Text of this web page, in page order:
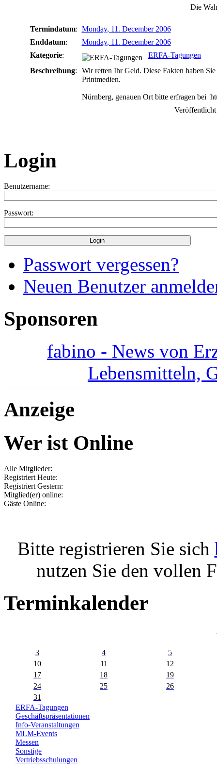
Die
Termindatum: Monday, 11. December 2006
Enddatum:
Monday, 11. December 2006
Kategorie:
ERFA-Tagungen
Beschreibung:
Wir retten Ihr Geld. Diese Fakten haben
Printmedien.
Nürnberg, genauen Ort bitte erfragen bei
Login
Benutzername:
Passwort:
Passwort vergessen?
Neuen Benutzer
Sponsoren
fabino - News von
Lebensmitteln,
Anzeige
Wer ist Online
Alle Mitglieder:
Registriert Heute:
Registriert Gestern:
Mitglied(er) online:
Gäste Online:
Bitte registrieren Sie sich
nutzen Sie den vollen
Terminkalender
3 4
5
10
11
12
17
18
19
24
25
26
31
ERFA-Tagungen
Geschäftspräsentationen
Info-Veranstaltungen
MLM-Events
Messen
Sonstige
Vertriebsschulungen